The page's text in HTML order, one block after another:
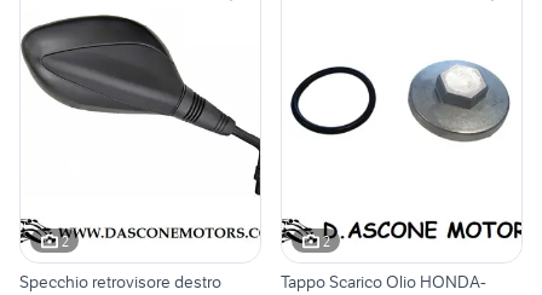
2
Specchio retrovisore destro
2
Tappo Scarico Olio HONDA-